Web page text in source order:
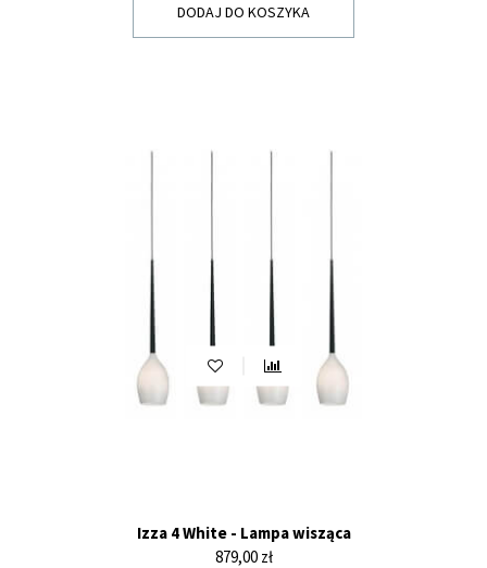
DODAJ DO KOSZYKA
Izza 4 White - Lampa wisząca
Cena
879,00 zł